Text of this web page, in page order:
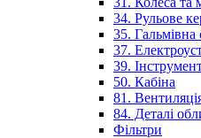
34. Рульове
35. Гальмівна
37.
39.
50. Кабіна
81.
84. Деталі
Фільтри